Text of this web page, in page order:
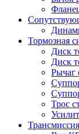
Тормозная
Диск
Диск
Рычаг
Трос
Трансмиссия